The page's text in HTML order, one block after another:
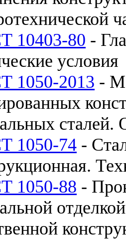
10403-80 -
условия
1050-2013 -
сталей.
1050-74 -
1050-88 -